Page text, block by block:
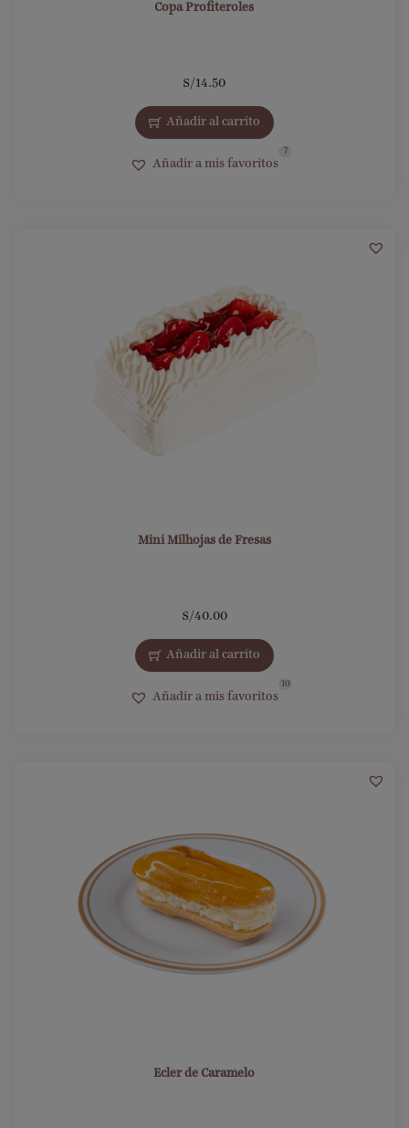
Copa Profiteroles
S/14.50
Añadir al carrito
Añadir a mis favoritos
7
Mini Milhojas de Fresas
S/40.00
Añadir al carrito
Añadir a mis favoritos
10
Ecler de Caramelo